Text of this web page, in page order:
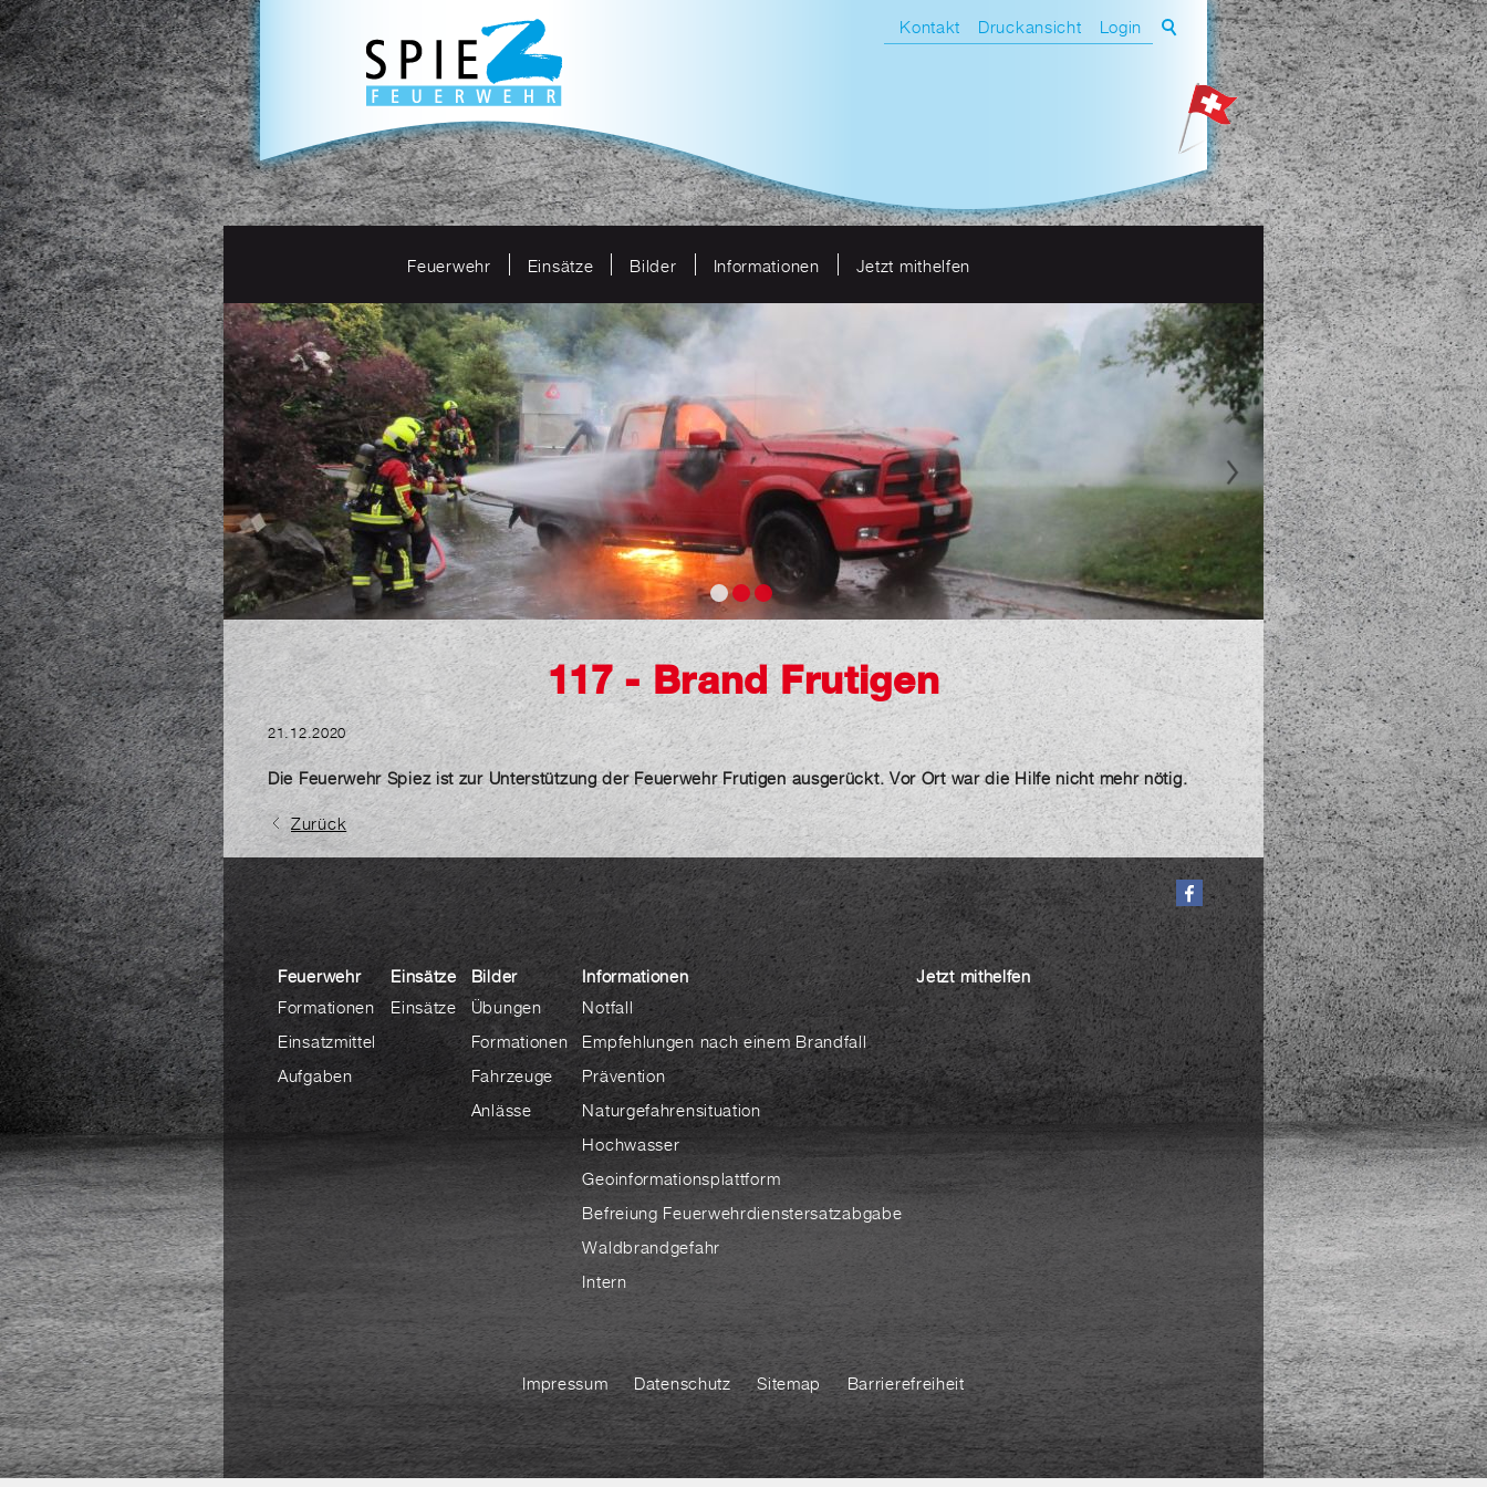
Kontakt Druckansicht Login
Feuerwehr Einsätze Bilder Informationen Jetzt mithelfen
117 - Brand Frutigen
21.12.2020
Die Feuerwehr Spiez ist zur Unterstützung der Feuerwehr Frutigen ausgerückt. Vor Ort war die Hilfe nicht mehr nötig.
Zurück
Feuerwehr
Formationen
Einsatzmittel
Aufgaben
Einsätze
Einsätze
Bilder
Übungen
Formationen
Fahrzeuge
Anlässe
Informationen
Notfall
Empfehlungen nach einem Brandfall
Prävention
Naturgefahrensituation
Hochwasser
Geoinformationsplattform
Befreiung Feuerwehrdienstersatzabgabe
Waldbrandgefahr
Intern
Jetzt mithelfen
Impressum Datenschutz Sitemap Barrierefreiheit